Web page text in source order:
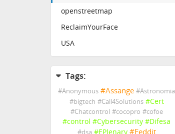
openstreetmap
ReclaimYourFace
USA
Tags:
#Anonymous #Assange #Astronomia
#bigtech #Call4Solutions #Cert
#Chatcontrol #cocopro #cofoe
#control #Cybersecurity #Difesa
#dsa #EPlenary #Feddit